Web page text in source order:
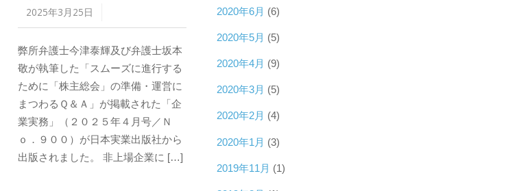
2025年3月25日
弊所弁護士今津泰輝及び弁護士坂本
敬が執筆した「スムーズに進行する
ために「株主総会」の準備・運営に
まつわるＱ＆Ａ」が掲載された「企
業実務」（２０２５年４月号／Ｎ
ｏ．９００）が日本実業出版社から
出版されました。 非上場企業に […]
2020年6月 (6)
2020年5月 (5)
2020年4月 (9)
2020年3月 (5)
2020年2月 (4)
2020年1月 (3)
2019年11月 (1)